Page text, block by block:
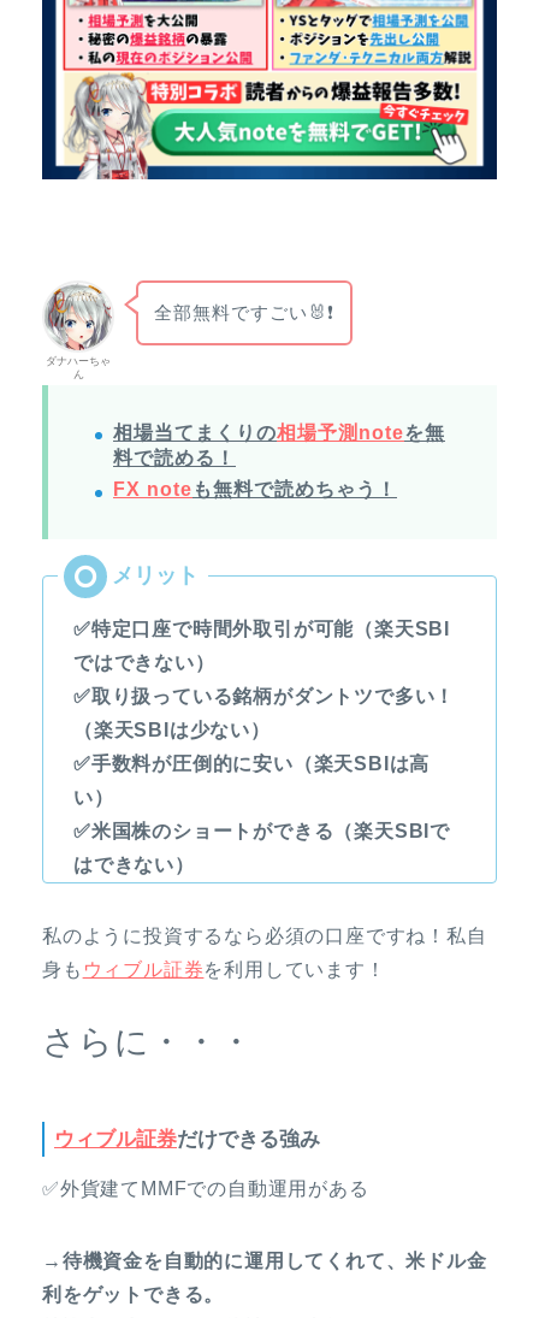
ダナハーちゃ
ん
全部無料ですごい🐰❗
相場当てまくりの相場予測noteを無
料で読める！
FX note も無料で読めちゃう！
✅特定口座で時間外取引が可能（楽天SBI
ではできない）
✅取り扱っている銘柄がダントツで多い！
（楽天SBIは少ない）
✅手数料が圧倒的に安い（楽天SBIは高
い）
✅米国株のショートができる（楽天SBIで
はできない）
私のように投資するなら必須の口座ですね！私自
身も ウィブル証券を利用しています！
さらに・・・
ウィブル証券だけできる強み
✅外貨建てMMFでの自動運用がある
→待機資金を自動的に運用してくれて、米ドル金
利をゲットできる。